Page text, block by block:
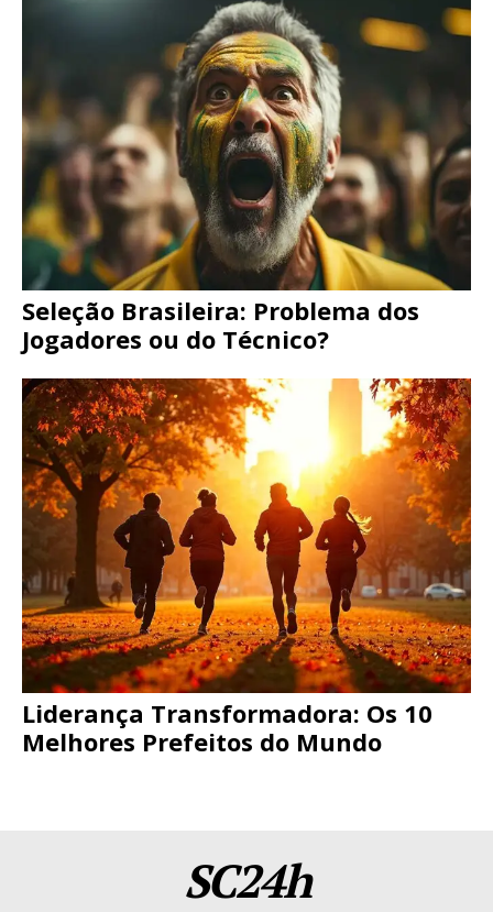
Seleção Brasileira: Problema dos
Jogadores ou do Técnico?
Liderança Transformadora: Os 10
Melhores Prefeitos do Mundo
SC24h